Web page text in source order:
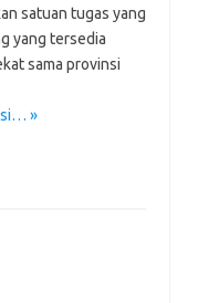
satuan tugas yang
yang tersedia
sama provinsi
»